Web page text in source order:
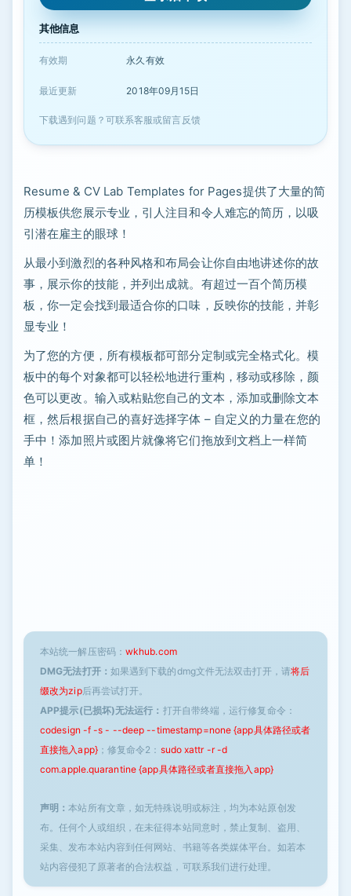
其他信息
有效期 永久有效
最近更新 2018年09月15日
下载遇到问题？可联系客服或留言反馈
Resume & CV Lab Templates for Pages提供了大量的简
历模板供您展示专业，引人注目和令人难忘的简历，以吸
引潜在雇主的眼球！
从最小到激烈的各种风格和布局会让你自由地讲述你的故
事，展示你的技能，并列出成就。有超过一百个简历模
板，你一定会找到最适合你的口味，反映你的技能，并彰
显专业！
为了您的方便，所有模板都可部分定制或完全格式化。模
板中的每个对象都可以轻松地进行重构，移动或移除，颜
色可以更改。输入或粘贴您自己的文本，添加或删除文本
框，然后根据自己的喜好选择字体 – 自定义的力量在您的
手中！添加照片或图片就像将它们拖放到文档上一样简
单！
本站统一解压密码： wkhub.com
DMG无法打开： 如果遇到下载的dmg文件无法双击打开，请将后
缀改为zip后再尝试打开。
APP提示(已损坏)无法运行： 打开自带终端，运行修复命令：
codesign -f -s - --deep --timestamp=none {app具体路径或者
直接拖入app}；修复命令2： sudo xattr -r -d
com.apple.quarantine {app具体路径或者直接拖入app}
声明：本站所有文章，如无特殊说明或标注，均为本站原创发
布。任何个人或组织，在未征得本站同意时，禁止复制、盗用、
采集、发布本站内容到任何网站、书籍等各类媒体平台。如若本
站内容侵犯了原著者的合法权益，可联系我们进行处理。